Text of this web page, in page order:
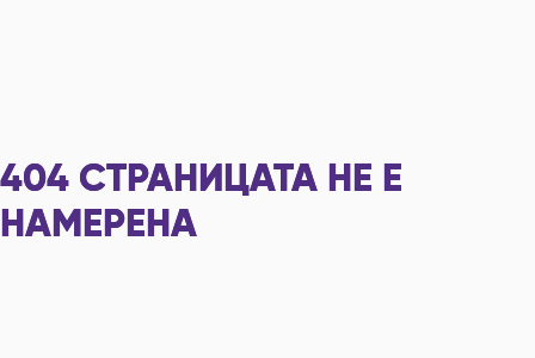
404 СТРАНИЦАТА НЕ Е
НАМЕРЕНА